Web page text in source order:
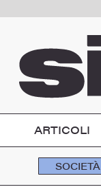
ARTICOLI
SOCIETÀ